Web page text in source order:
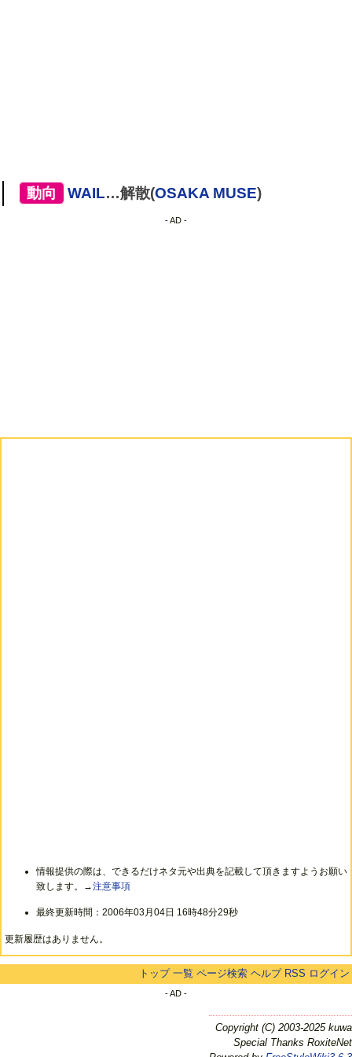
動向 WAIL…解散(OSAKA MUSE)
- AD -
情報提供の際は、できるだけネタ元や出典を記載して頂きますようお願い
致します。→注意事項
最終更新時間：2006年03月04日 16時48分29秒
更新履歴はありません。
トップ 一覧 ページ検索 ヘルプ RSS ログイン
- AD -
Copyright (C) 2003-2025 kuwa
Special Thanks RoxiteNet